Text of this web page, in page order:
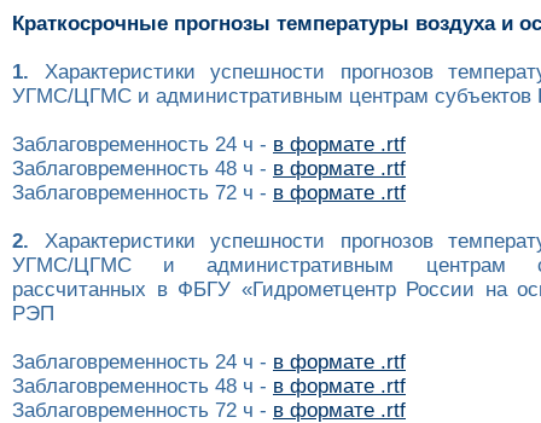
Краткосрочные прогнозы температуры воздуха и
1. Характеристики успешности прогнозов
УГМС/ЦГМС и административным центрам субъектов
Заблаговременность 24 ч - в формате .rtf
Заблаговременность 48 ч - в формате .rtf
Заблаговременность 72 ч - в формате .rtf
2. Характеристики успешности прогнозов
УГМС/ЦГМС и административным центрам
рассчитанных в ФБГУ «Гидрометцентр России на
РЭП
Заблаговременность 24 ч - в формате .rtf
Заблаговременность 48 ч - в формате .rtf
Заблаговременность 72 ч - в формате .rtf